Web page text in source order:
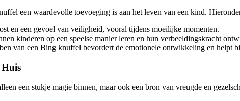
een waardevolle toevoeging is aan het leven van een kind.
en een gevoel van veiligheid, vooral tijdens moeilijke momenten.
kinderen op een speelse manier leren en hun verbeeldingskracht
van een Bing knuffel bevordert de emotionele ontwikkeling en helpt
een stukje magie binnen, maar ook een bron van vreugde en